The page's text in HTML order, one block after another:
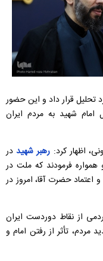
تحلیل قرار داد و این حضور
امام شهید به مردم ایران
اظهار کرد: رهبر شهیددر
فرمودند که ملت در
اعتماد حضرت آقا، امروز در
از نقاط دوردست ایران
مردم، تأثر از رفتن امام و